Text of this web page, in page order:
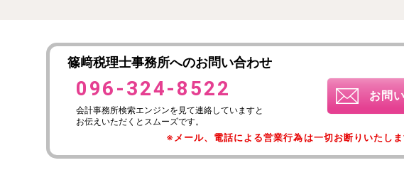
篠﨑税理士事務所へのお問い合わせ
096-324-8522
会計事務所検索エンジンを見て連絡していますと
お伝えいただくとスムーズです。
お問
※メール、電話による営業行為は一切お断りいたしま